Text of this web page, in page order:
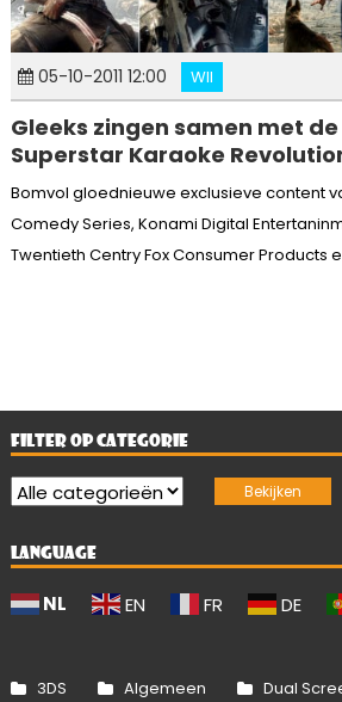
05-10-2011 12:00 WII
Gleeks zingen samen met
Superstar Karaoke
Bomvol gloednieuwe exclusieve content
Comedy Series, Konami Digital
Twentieth Centry Fox Consumer Products
FILTER OP CATEGORIE
LANGUAGE
NL EN FR DE
3DS Algemeen Dual